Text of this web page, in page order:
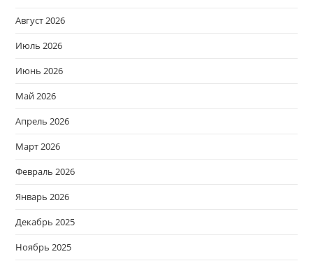
Август 2026
Июль 2026
Июнь 2026
Май 2026
Апрель 2026
Март 2026
Февраль 2026
Январь 2026
Декабрь 2025
Ноябрь 2025